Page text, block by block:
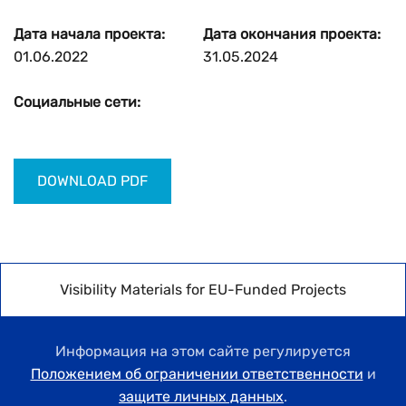
Дата начала проекта:
01.06.2022
Дата окончания проекта:
31.05.2024
Социальные сети:
DOWNLOAD PDF
Visibility Materials for EU-Funded Projects
Информация на этом сайте регулируется
Положением об ограничении ответственности и
защите личных данных.